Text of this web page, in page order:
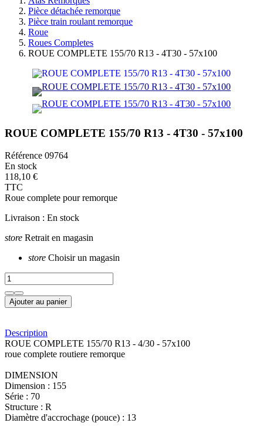
Pièce détachée remorque
Pièce train roulant remorque
Roue
Roues Completes
ROUE COMPLETE 155/70 R13 - 4T30 - 57x100
ROUE COMPLETE 155/70 R13 - 4T30 - 57x100
Référence 09764
En stock
118,10 €
TTC
Roue complete pour remorque
Livraison : En stock
store Retrait en magasin
store Choisir un magasin
Ajouter au panier
Description
ROUE COMPLETE 155/70 R13 - 4/30 - 57x100
roue complete routiere remorque
DIMENSION
Dimension : 155
Série : 70
Structure : R
Diamètre d'accrochage (pouce) : 13